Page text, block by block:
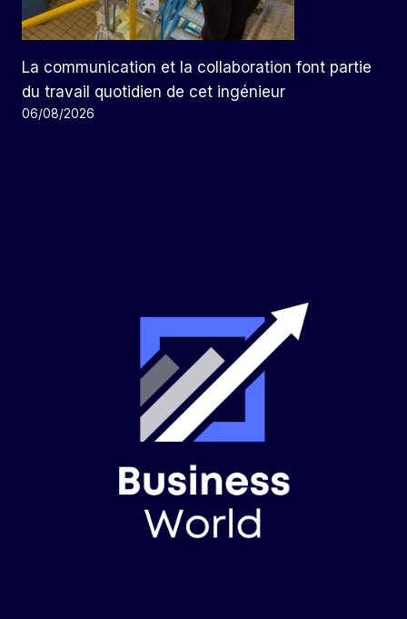
La communication et la collaboration font partie
du travail quotidien de cet ingénieur
06/08/2026